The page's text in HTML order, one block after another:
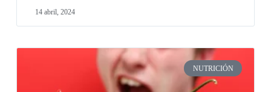
14 abril, 2024
NUTRICIÓN